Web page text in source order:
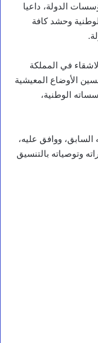
الدولة، داعيا
وحشد كافة
في المملكة
الأوضاع المعيشية
الوطنية،
ووافق عليه،
وتوصياته بالتنسيق